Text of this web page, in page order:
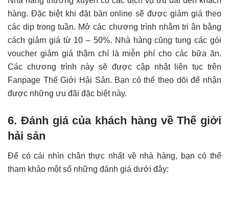
hàng. Đặc biệt khi đặt bàn online sẽ được giảm giá theo
các dịp trong tuần. Mở các chương trình nhằm tri ân bằng
cách giảm giá từ 10 – 50%. Nhà hàng cũng tung các gói
voucher giảm giá thậm chí là miễn phí cho các bữa ăn.
Các chương trình này sẽ được cập nhật liên tục trên
Fanpage Thế Giới Hải Sản. Bạn có thể theo dõi để nhận
được những ưu đãi đặc biệt này.
6. Đánh giá của khách hàng về Thế giới
hải sản
Để có cái nhìn chân thực nhất về nhà hàng, bạn có thể
tham khảo một số những đánh giá dưới đây: